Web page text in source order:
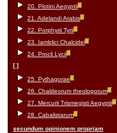
20. Plotini Aegyptii
21. Adelandi Arabis
22. Porphyrii Tyrii
23. Iamblici Chalcidei
24. Procli Lycii
[ ]
25. Pythagorae
26. Chaldeorum theologorum
27. Mercurii Trismegisti Aegyptii
28. Cabalistarum
secundum opinionem propriam